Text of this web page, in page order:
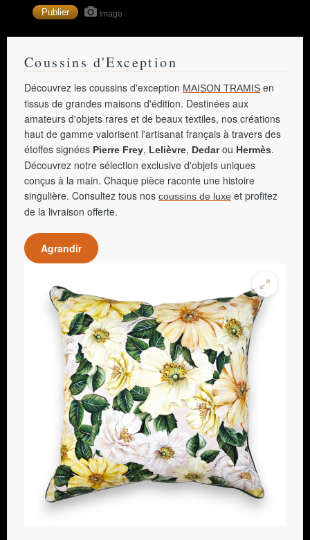
Image
Coussins d'Exception
Découvrez les coussins d'exception MAISON TRAMIS en
tissus de grandes maisons d'édition. Destinées aux
amateurs d'objets rares et de beaux textiles, nos créations
haut de gamme valorisent l'artisanat français à travers des
étoffes signées Pierre Frey, Lelièvre, Dedarou Hermès.
Découvrez notre sélection exclusive d'objets uniques
conçus à la main. Chaque pièce raconte une histoire
singulière. Consultez tous nos coussins de luxe et profitez
de la livraison offerte.
Agrandir